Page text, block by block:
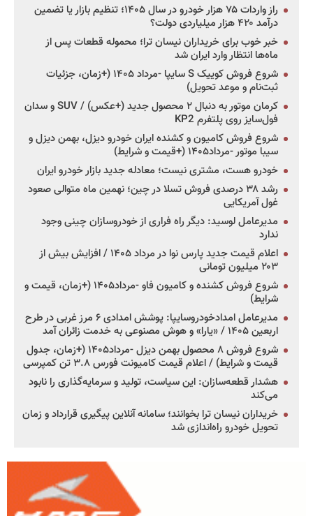
راز واردات ۷۵ هزار خودرو در سال ۱۴۰۵؛ تنظیم بازار یا تضمین
درآمد ۴۲۰ هزار میلیاردی دولت؟
خبر خوب برای خریداران نیسان ترا؛ محموله قطعات پس از
ماه‌ها انتظار وارد ایران شد
شروع فروش کوییک S سایپا -مرداد ۱۴۰۵ (+زمان، جزئیات
ثبت‌نام و موعد تحویل)
کرمان موتور به دنبال ۲ محصول جدید (+عکس) / SUV و سدان
فول‌سایز روی پلتفرم KP2
شروع فروش کامیون و کشنده ایران خودرو دیزل، بهمن دیزل و
سیبا موتور -مرداد۱۴۰۵ (+قیمت و شرایط)
خودرو هست، مشتری نیست؛ معادله جدید بازار خودرو ایران
رشد ۳۸ درصدی فروش تسلا در چین؛ نهمین ماه متوالی صعود
غول آمریکایی
مدیرعامل لوسید: دیگر راه فراری از خودروسازان چینی وجود
ندارد
اعلام قیمت جدید پارس نوا در مرداد ۱۴۰۵ / افزایش بیش از
۲۰۳ میلیون تومانی
شروع فروش کشنده و کامیون فاو -مرداد۱۴۰۵ (+زمان، قیمت و
شرایط)
مدیرعامل امدادخودروسایپا: پوشش امدادی ۶ مرز غربی در طرح
اربعین ۱۴۰۵ / «یارا» و هوش مصنوعی به خدمت زائران آمد
شروع فروش ۸ محصول بهمن دیزل -مرداد۱۴۰۵ (+زمان، جدول
قیمت و شرایط) / اعلام قیمت کامیونت فورس ۳.۸ تن کمپرسی
هشدار قطعه‌سازان: این سیاست، تولید و سرمایه‌گذاری را نابود
می‌کند
خریداران نیسان ترا بخوانند؛ سامانه آنلاین پیگیری قرارداد و زمان
تحویل خودرو راه‌اندازی شد